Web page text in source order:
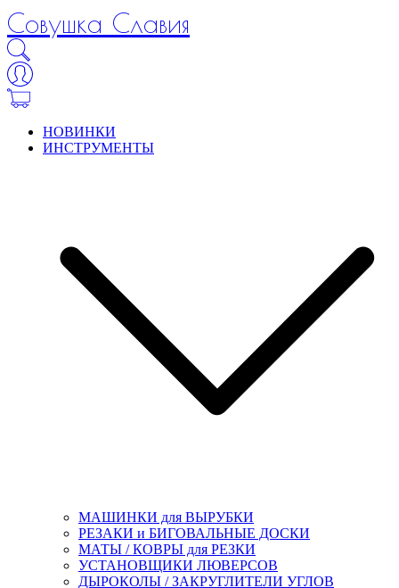
Совушка Славия
НОВИНКИ
ИНСТРУМЕНТЫ
МАШИНКИ для ВЫРУБКИ
РЕЗАКИ и БИГОВАЛЬНЫЕ ДОСКИ
МАТЫ / КОВРЫ для РЕЗКИ
УСТАНОВЩИКИ ЛЮВЕРСОВ
ДЫРОКОЛЫ / ЗАКРУГЛИТЕЛИ УГЛОВ